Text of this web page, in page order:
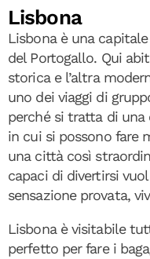
Lisbona
Lisbona è una
del Portogallo. Qui
storica e l’altra
uno dei viaggi di
perché si tratta di una
in cui si possono fare
una città così
capaci di divertirsi
sensazione provata,
Lisbona è visitabile
perfetto per fare i